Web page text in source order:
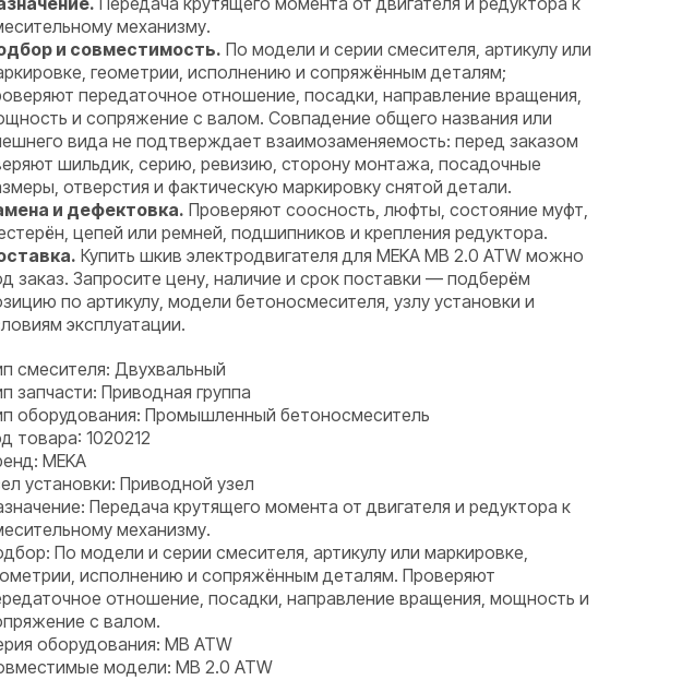
механизму.
и совместимость. По модели и серии смесителя, артикулу или
геометрии, исполнению и сопряжённым деталям;
передаточное отношение, посадки, направление вращения,
и сопряжение с валом. Совпадение общего названия или
вида не подтверждает взаимозаменяемость: перед заказом
шильдик, серию, ревизию, сторону монтажа, посадочные
отверстия и фактическую маркировку снятой детали.
и дефектовка. Проверяют соосность, люфты, состояние муфт,
цепей или ремней, подшипников и крепления редуктора.
Купить шкив электродвигателя для MEKA MB 2.0 ATW можно
заказ. Запросите цену, наличие и срок поставки — подберём
по артикулу, модели бетоносмесителя, узлу установки и
эксплуатации.
смесителя: Двухвальный
запчасти: Приводная группа
оборудования: Промышленный бетоносмеситель
товара: 1020212
MEKA
установки: Приводной узел
Передача крутящего момента от двигателя и редуктора к
механизму.
По модели и серии смесителя, артикулу или маркировке,
исполнению и сопряжённым деталям. Проверяют
отношение, посадки, направление вращения, мощность и
с валом.
оборудования: MB ATW
модели: MB 2.0 ATW